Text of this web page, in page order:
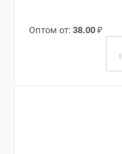
Оптом от: 38.00 ₽